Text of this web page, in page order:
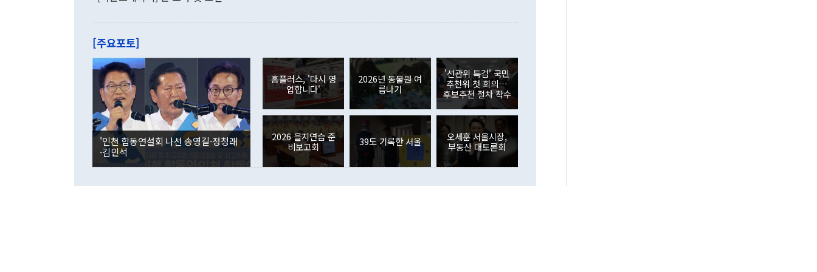
관은 업무보고 사후 브리핑에서 정 장관이 언급한 '4자 회담'에 대해 "이상
이 9월 러시아 블라디보스토크에서 열리는 '동방경제포럼(EEF)'을 언급하
며 "정부 차원에서 (참석을) 검토하고 있다"고 발언한 데 대해서도 조 장관
은 "그것은 외교부의 몫"이라며 "아직 거기까지 진도가 나가지 않았다"고
잘랐다. 정 장관이 이날 소개한 대북 구상과 설명은 정부 내 조율을 거치지
않았다는 점에서 문제가 있다. 특히 주적 표현 대체와 국호 사용, 9·19 군
사합의 복원, 4자회담 추진 등은 통일부 장관이 결정할 사안이 아니어서 월
권이라는 지적이 나오고 있다. 이 대통령은 정 장관의 업무보고를 듣고 난
뒤 "여기 업무보고에 발표했다고 승인난 건 아니다"라고 재차 확인했다. 정
부의 한 소식통은 "정 장관의 발언 내용은 대부분 국가안전보장회의(NSC)
를 거쳐 결정된 사안이 아닌 정 장관의 개인적 생각에 가깝다"며 "안보 관
련 부처 장관이 정부의 공식 정책이 아닌 사안을 추진하겠다고 업무보고를
하고 대통령의 면전에서 '국군통수권자가 나서야 한다'고 주장한 것은 심각
는 배당수입이 늘어난 데다 전월 분기배당에 따른 기저효과로 배당지급이
였던 올해 3월(369억9000만달러)을 넘어선 것이다. 직접투자에서는 내국
인의 해외투자가 80억1000만달러, 외국인의 국내투자가 46억3000만달러
각각 증가했다. 증권투자에서는 외국인의 국내 주식 매도세가 이어졌다. 외
국인의 국내 주식 투자는 차익실현 매도 등의 영향으로 316억1000만달러
감소하며 전월(-310억5000만달러)에 이어 역대 최대 순매도 기록을 다시
경신했다. 외국인의 국내 채권투자는 세계국채지수(WGBI) 자금 유입에도
분기 말 만기도래 영향으로 증가 폭이 줄어든 52억9000만달러를 기록했
다. 내국인의 해외 증권투자는 주식을 중심으로 35억6000만달러 증가했
다. eoyn2@newspim.com
[주요포토]
'인천 합동연설회 나선 송영길·정청래
·김민석
홈플러스, '다시 영
업합니다'
2026년 동물원 여
름나기
'선관위 특검' 국민
추천위 첫 회의…
후보추천 절차 착수
2026 을지연습 준
비보고회
39도 기록한 서울
오세훈 서울시장,
부동산 대토론회